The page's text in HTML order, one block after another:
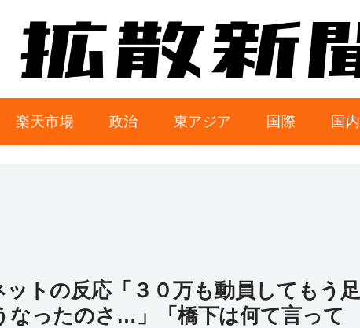
楽天市場 政治 東アジア 国際 国内
トの反応「３０万も動員してもう足
ったのさ…」「橋下は何て言って